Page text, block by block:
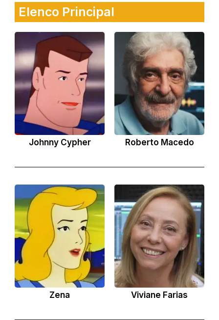
Elenco Principal
Johnny Cypher Roberto Macedo
Zena Viviane Farias